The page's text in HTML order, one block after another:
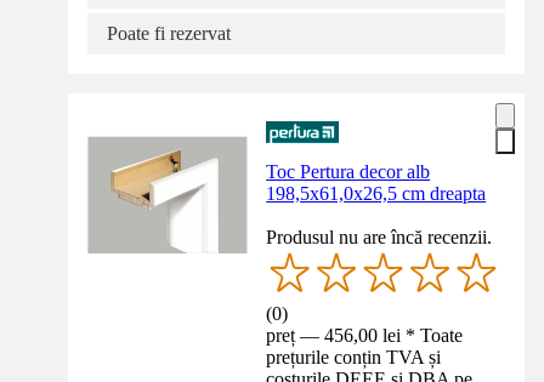
Poate fi rezervat
Toc Pertura decor alb
198,5x61,0x26,5 cm dreapta
Produsul nu are încă recenzii.
(0)
preț — 456,00 lei * Toate
prețurile conțin TVA și